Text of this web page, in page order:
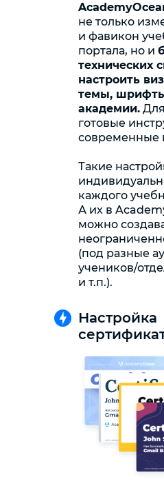
Настройка
не только
и фавикон
портала, но и
технических
настроить
темы,
академии.
готовые
современные
Такие
каждого
А их в
можно
(под разные
учеников/
и т.п.).